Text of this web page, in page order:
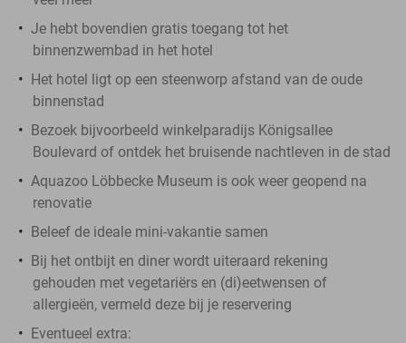
Je hebt bovendien gratis toegang tot het
binnenzwembad in het hotel
Het hotel ligt op een steenworp afstand van de oude
binnenstad
Bezoek bijvoorbeeld winkelparadijs Königsallee
Boulevard of ontdek het bruisende nachtleven in de stad
Aquazoo Löbbecke Museum is ook weer geopend na
renovatie
Beleef de ideale mini-vakantie samen
Bij het ontbijt en diner wordt uiteraard rekening
gehouden met vegetariërs en (di)eetwensen of
allergieën, vermeld deze bij je reservering
Eventueel extra: